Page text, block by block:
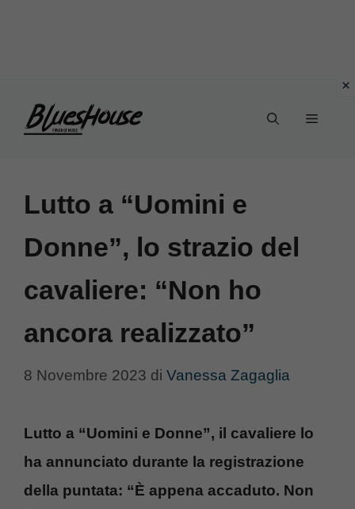
Menu
Lutto a “Uomini e
Donne”, lo strazio del
cavaliere: “Non ho
ancora realizzato”
8 Novembre 2023 di Vanessa Zagaglia
Lutto a “Uomini e Donne”, il cavaliere lo
ha annunciato durante la registrazione
della puntata: “È appena accaduto. Non